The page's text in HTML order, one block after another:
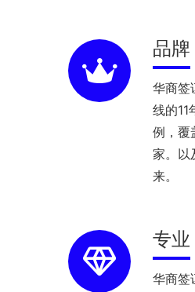
品牌
华商签
线的11
例，覆
家。以
来。
专业
华商签